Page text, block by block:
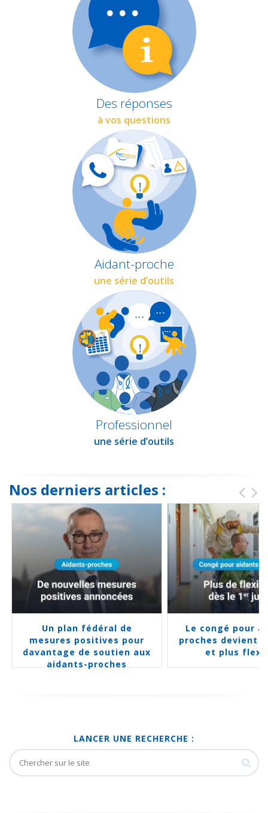
Des réponses
à vos questions
Aidant-proche
une série d’outils
Professionnel
une série d’outils
Nos derniers articles :
Un plan fédéral de
mesures positives pour
davantage de soutien aux
aidants-proches
Le congé pour
proches devient
et plus
LANCER UNE RECHERCHE :